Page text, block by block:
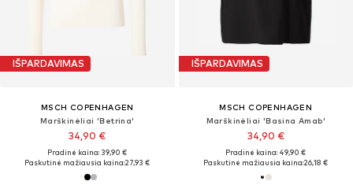
IŠPARDAVIMAS
MSCH COPENHAGEN
Marškinėliai 'Betrina'
34,90 €
Pradinė kaina: 39,90 €
Paskutinė mažiausia kaina:27,93 €
IŠPARDAVIMAS
MSCH COPENHAGEN
Marškinėliai 'Basina Amab'
34,90 €
Pradinė kaina: 49,90 €
Paskutinė mažiausia kaina:26,18 €